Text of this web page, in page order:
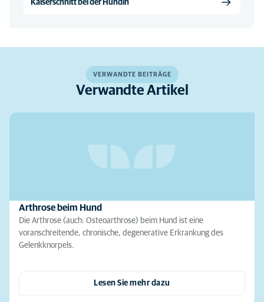
Kaiserschnitt bei der Hündin
VERWANDTE BEITRÄGE
Verwandte Artikel
Arthrose beim Hund
Die Arthrose (auch: Osteoarthrose) beim Hund ist eine
voranschreitende, chronische, degenerative Erkrankung des
Gelenkknorpels.
Lesen Sie mehr dazu